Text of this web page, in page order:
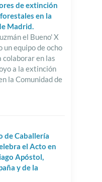
de extinción
en la
Madrid.
el Bueno' X
un equipo de ocho
en las
a la extinción
la Comunidad de
de Caballería
el Acto en
Apóstol,
y de la